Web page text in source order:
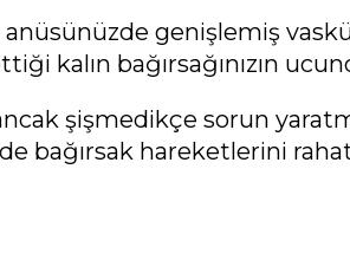
genişlemiş
kalın bağırsağınızın
şişmedikçe sorun
bağırsak hareketlerini